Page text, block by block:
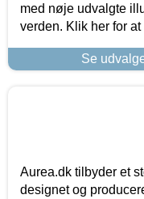
med nøje udvalgte
verden. Klik her for
Se
Aurea.dk tilbyder et
designet og